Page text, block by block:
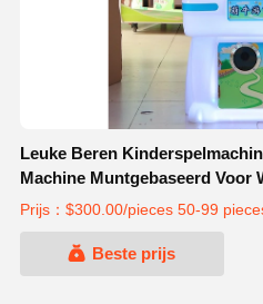
Leuke Beren
Machine Muntgebaseerd Voor
Prijs：$300.00/pieces 50-99
Beste prijs